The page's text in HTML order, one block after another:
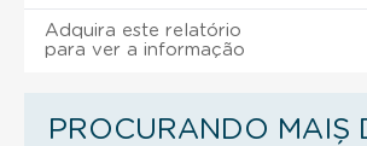
Adquira este relatório
para ver a informação
PROCURANDO MAIS